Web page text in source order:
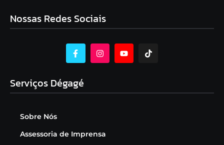
Nossas Redes Sociais
Serviços Dégagé
Sobre Nós
Assessoria de Imprensa